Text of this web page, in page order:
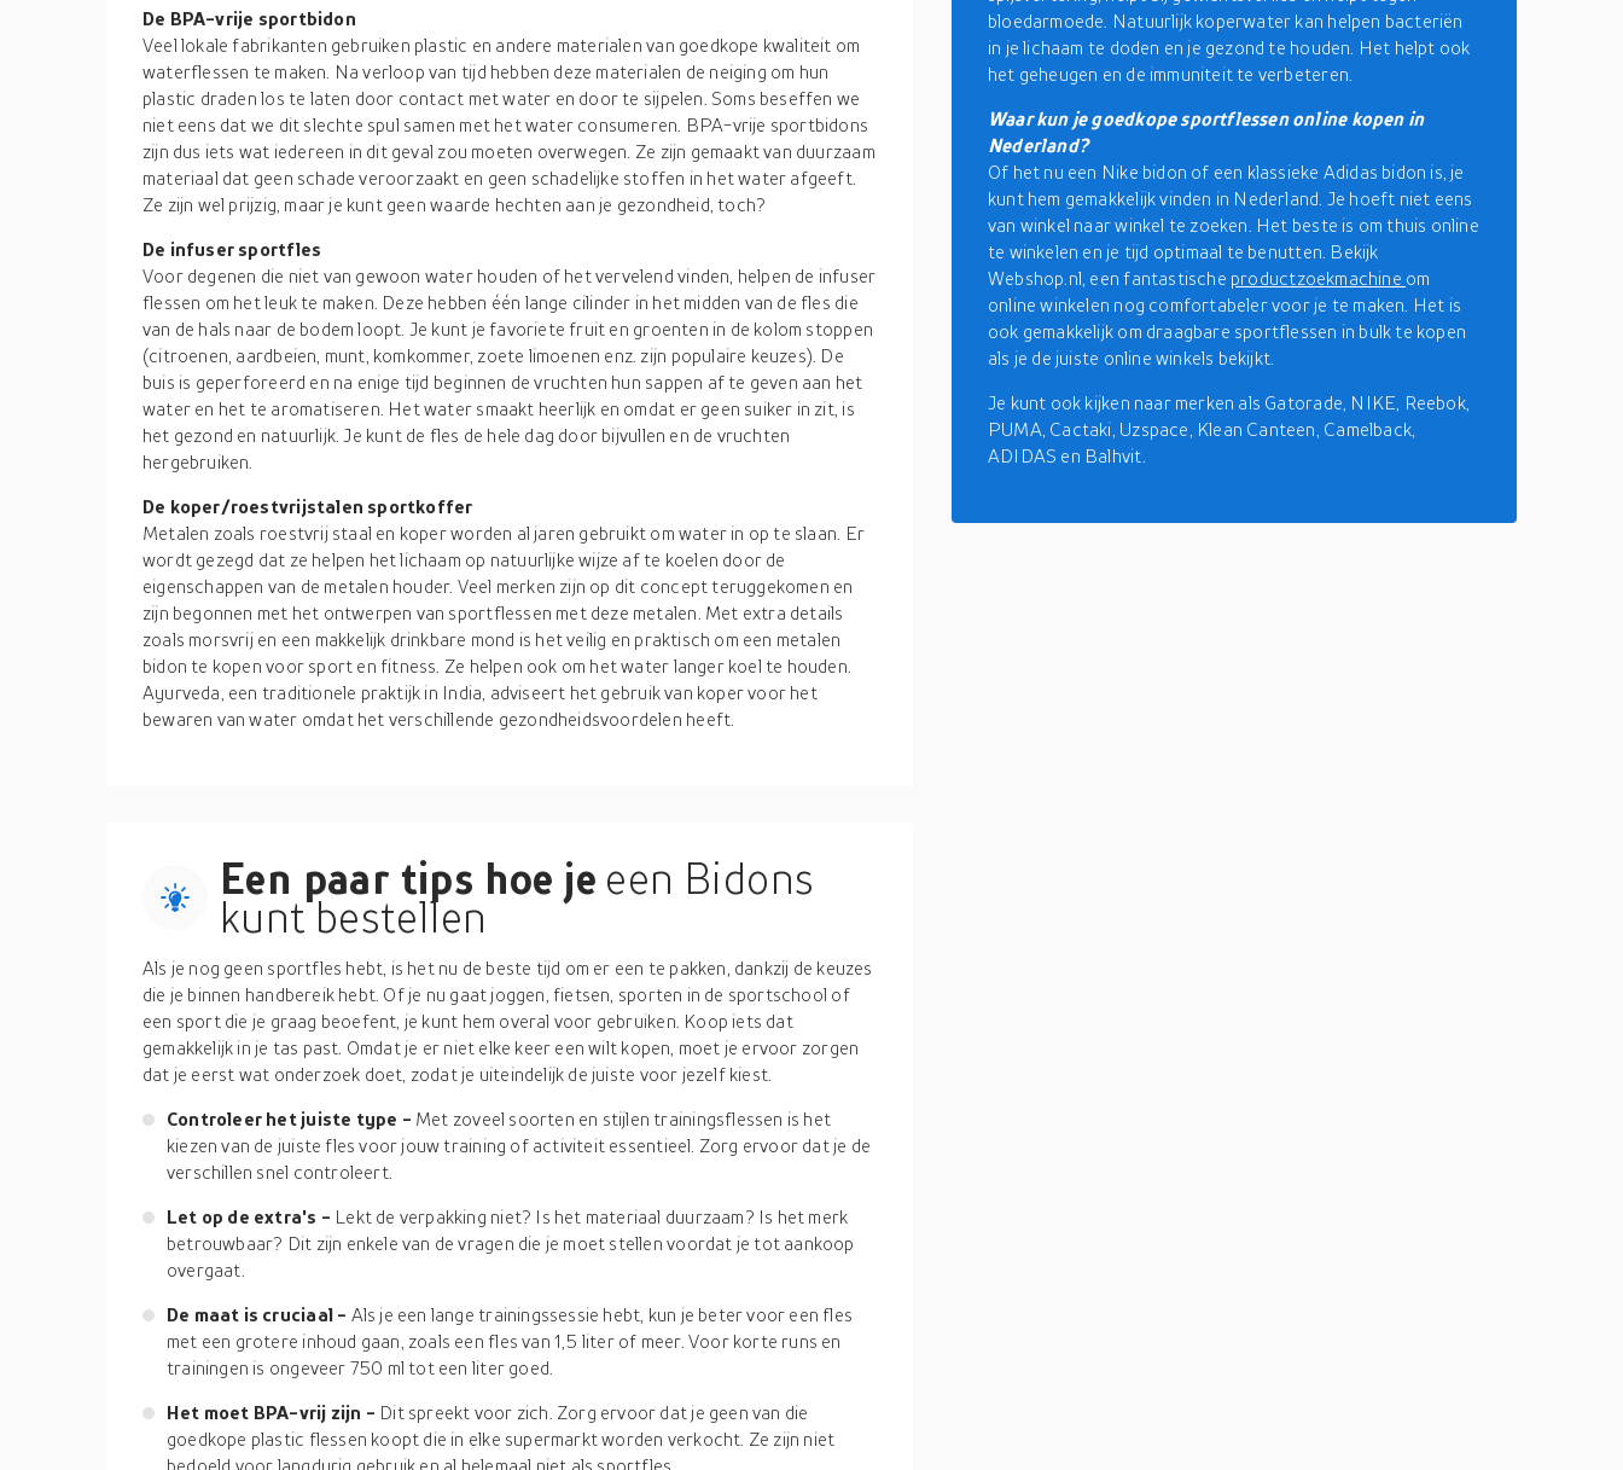
De BPA-vrije sportbidon
Veel lokale fabrikanten gebruiken plastic en andere materialen van goedkope kwaliteit om
waterflessen te maken. Na verloop van tijd hebben deze materialen de neiging om hun
plastic draden los te laten door contact met water en door te sijpelen. Soms beseffen we
niet eens dat we dit slechte spul samen met het water consumeren. BPA-vrije sportbidons
zijn dus iets wat iedereen in dit geval zou moeten overwegen. Ze zijn gemaakt van duurzaam
materiaal dat geen schade veroorzaakt en geen schadelijke stoffen in het water afgeeft.
Ze zijn wel prijzig, maar je kunt geen waarde hechten aan je gezondheid, toch?
De infuser sportfles
Voor degenen die niet van gewoon water houden of het vervelend vinden, helpen de infuser
flessen om het leuk te maken. Deze hebben één lange cilinder in het midden van de fles die
van de hals naar de bodem loopt. Je kunt je favoriete fruit en groenten in de kolom stoppen
(citroenen, aardbeien, munt, komkommer, zoete limoenen enz. zijn populaire keuzes). De
buis is geperforeerd en na enige tijd beginnen de vruchten hun sappen af te geven aan het
water en het te aromatiseren. Het water smaakt heerlijk en omdat er geen suiker in zit, is
het gezond en natuurlijk. Je kunt de fles de hele dag door bijvullen en de vruchten
hergebruiken.
De koper/roestvrijstalen sportkoffer
Metalen zoals roestvrij staal en koper worden al jaren gebruikt om water in op te slaan. Er
wordt gezegd dat ze helpen het lichaam op natuurlijke wijze af te koelen door de
eigenschappen van de metalen houder. Veel merken zijn op dit concept teruggekomen en
zijn begonnen met het ontwerpen van sportflessen met deze metalen. Met extra details
zoals morsvrij en een makkelijk drinkbare mond is het veilig en praktisch om een metalen
bidon te kopen voor sport en fitness. Ze helpen ook om het water langer koel te houden.
Ayurveda, een traditionele praktijk in India, adviseert het gebruik van koper voor het
bewaren van water omdat het verschillende gezondheidsvoordelen heeft.
Een paar tips hoe je een Bidons
kunt bestellen
Als je nog geen sportfles hebt, is het nu de beste tijd om er een te pakken, dankzij de keuzes
die je binnen handbereik hebt. Of je nu gaat joggen, fietsen, sporten in de sportschool of
een sport die je graag beoefent, je kunt hem overal voor gebruiken. Koop iets dat
gemakkelijk in je tas past. Omdat je er niet elke keer een wilt kopen, moet je ervoor zorgen
dat je eerst wat onderzoek doet, zodat je uiteindelijk de juiste voor jezelf kiest.
Controleer het juiste type - Met zoveel soorten en stijlen trainingsflessen is het
kiezen van de juiste fles voor jouw training of activiteit essentieel. Zorg ervoor dat je de
verschillen snel controleert.
Let op de extra's - Lekt de verpakking niet? Is het materiaal duurzaam? Is het merk
betrouwbaar? Dit zijn enkele van de vragen die je moet stellen voordat je tot aankoop
overgaat.
De maat is cruciaal - Als je een lange trainingssessie hebt, kun je beter voor een fles
met een grotere inhoud gaan, zoals een fles van 1,5 liter of meer. Voor korte runs en
trainingen is ongeveer 750 ml tot een liter goed.
Het moet BPA-vrij zijn - Dit spreekt voor zich. Zorg ervoor dat je geen van die
goedkope plastic flessen koopt die in elke supermarkt worden verkocht. Ze zijn niet
bedoeld voor langdurig gebruik en al helemaal niet als sportfles.
bloedarmoede. Natuurlijk koperwater kan helpen bacteriën
in je lichaam te doden en je gezond te houden. Het helpt ook
het geheugen en de immuniteit te verbeteren.
Waar kun je goedkope sportflessen online kopen in
Nederland?
Of het nu een Nike bidon of een klassieke Adidas bidon is, je
kunt hem gemakkelijk vinden in Nederland. Je hoeft niet eens
van winkel naar winkel te zoeken. Het beste is om thuis online
te winkelen en je tijd optimaal te benutten. Bekijk
Webshop.nl, een fantastische productzoekmachine om
online winkelen nog comfortabeler voor je te maken. Het is
ook gemakkelijk om draagbare sportflessen in bulk te kopen
als je de juiste online winkels bekijkt.
Je kunt ook kijken naar merken als Gatorade, NIKE, Reebok,
PUMA, Cactaki, Uzspace, Klean Canteen, Camelback,
ADIDAS en Balhvit.